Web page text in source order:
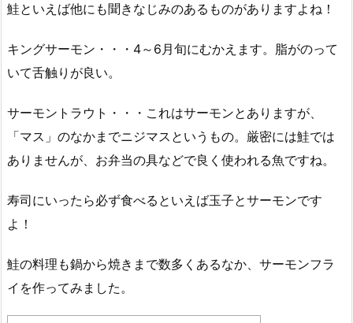
鮭といえば他にも聞きなじみのあるものがありますよね！
キングサーモン・・・4～6月旬にむかえます。脂がのって
いて舌触りが良い。
サーモントラウト・・・これはサーモンとありますが、
「マス」のなかまでニジマスというもの。厳密には鮭では
ありませんが、お弁当の具などで良く使われる魚ですね。
寿司にいったら必ず食べるといえば玉子とサーモンです
よ！
鮭の料理も鍋から焼きまで数多くあるなか、サーモンフラ
イを作ってみました。